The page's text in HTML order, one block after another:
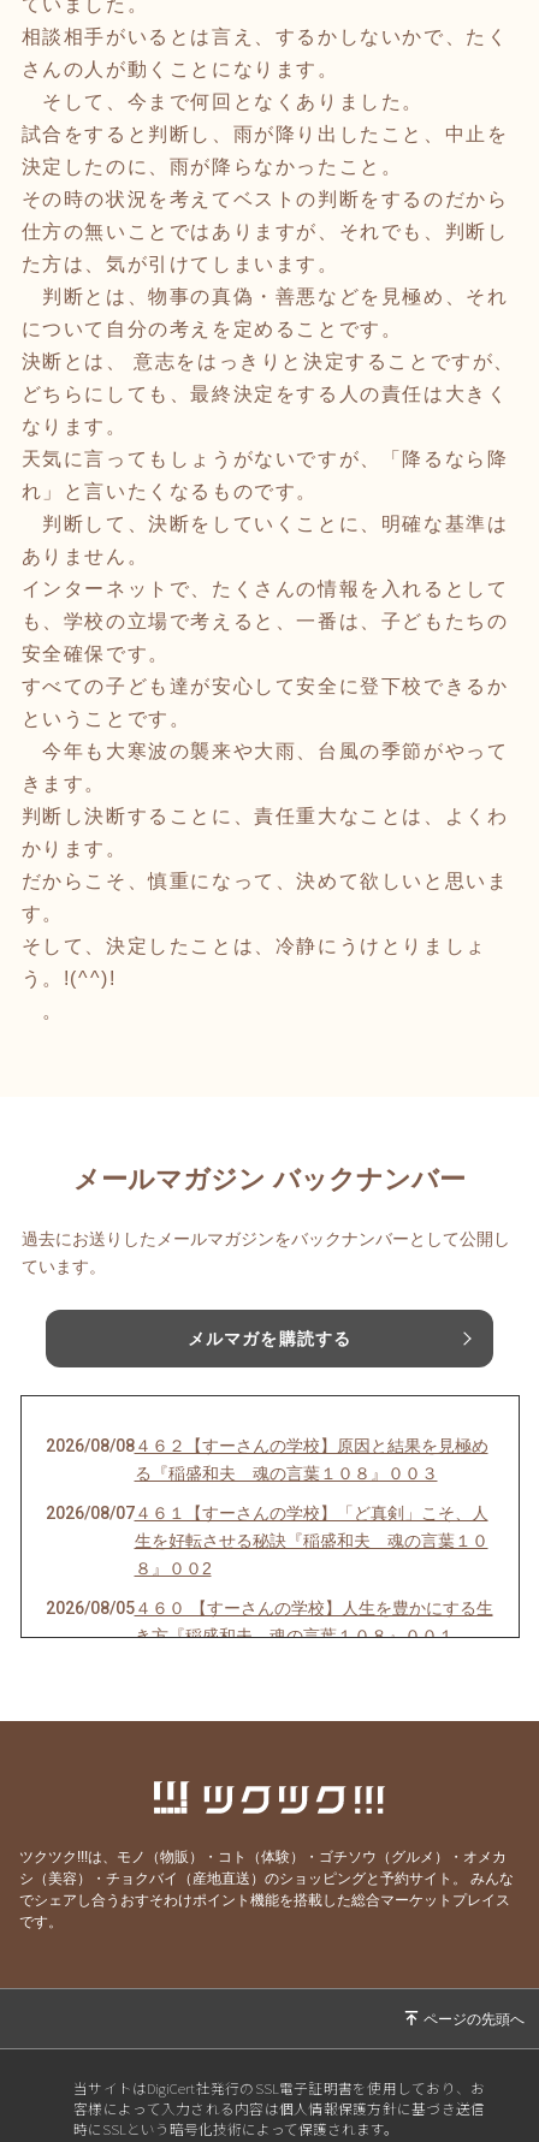
ていました。
相談相手がいるとは言え、するかしないかで、たく
さんの人が動くことになります。
そして、今まで何回となくありました。
試合をすると判断し、雨が降り出したこと、中止を
決定したのに、雨が降らなかったこと。
その時の状況を考えてベストの判断をするのだから
仕方の無いことではありますが、それでも、判断し
た方は、気が引けてしまいます。
判断とは、物事の真偽・善悪などを見極め、それ
について自分の考えを定めることです。
決断とは、 意志をはっきりと決定することですが、
どちらにしても、最終決定をする人の責任は大きく
なります。
天気に言ってもしょうがないですが、「降るなら降
れ」と言いたくなるものです。
判断して、決断をしていくことに、明確な基準は
ありません。
インターネットで、たくさんの情報を入れるとして
も、学校の立場で考えると、一番は、子どもたちの
安全確保です。
すべての子ども達が安心して安全に登下校できるか
ということです。
今年も大寒波の襲来や大雨、台風の季節がやって
きます。
判断し決断することに、責任重大なことは、よくわ
かります。
だからこそ、慎重になって、決めて欲しいと思いま
す。
そして、決定したことは、冷静にうけとりましょ
う。!(^^)!
。
メールマガジン バックナンバー
過去にお送りしたメールマガジンをバックナンバーとして公開し
ています。
メルマガを購読する
2026/08/08４６２【すーさんの学校】原因と結果を見極め
る『稲盛和夫 魂の言葉１０８』００３
2026/08/07４６１【すーさんの学校】「ど真剣」こそ、人
生を好転させる秘訣『稲盛和夫 魂の言葉１０
８』００2
2026/08/05４６０ 【すーさんの学校】人生を豊かにする生
き方『稲盛和夫 魂の言葉１０８』００１
４５７【すーさんの学校】感謝の心なくして健
2026/08/01４５６【すーさんの学校】「知覚動考（ともか
くどうこう）」
４５４【すーさんの学校】見る人は見ている
2026/07/29４５３【すーさんの学校】理屈はいらない
2026/07/27４５２【すーさんの学校】徹底的に見る
2026/07/26４５１【すーさんの学校】失敗の3要素
ツクツク!!!は、モノ（物販）・コト（体験）・ゴチソウ（グルメ）・オメカ
シ（美容）・チョクバイ（産地直送）のショッピングと予約サイト。
みんな
でシェアし合うおすそわけポイント機能を搭載した総合マーケットプレイス
です。
当サイトはDigiCert社発行のSSL電子証明書を使用しており、お
客様によって入力される内容は個人情報保護方針に基づき送信
時にSSLという暗号化技術によって保護されます。